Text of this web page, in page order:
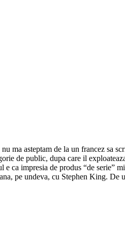
ma asteptam de la un francez sa
de public, dupa care il
ca impresia de produs “de
pe undeva, cu Stephen King.